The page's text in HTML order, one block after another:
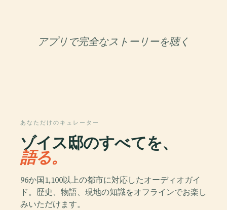
アプリで完全なストーリーを聴く
あなただけのキュレーター
ゾイス邸のすべてを、
語る。
96か国1,100以上の都市に対応したオーディオガイ
ド。歴史、物語、現地の知識をオフラインでお楽し
みいただけます。